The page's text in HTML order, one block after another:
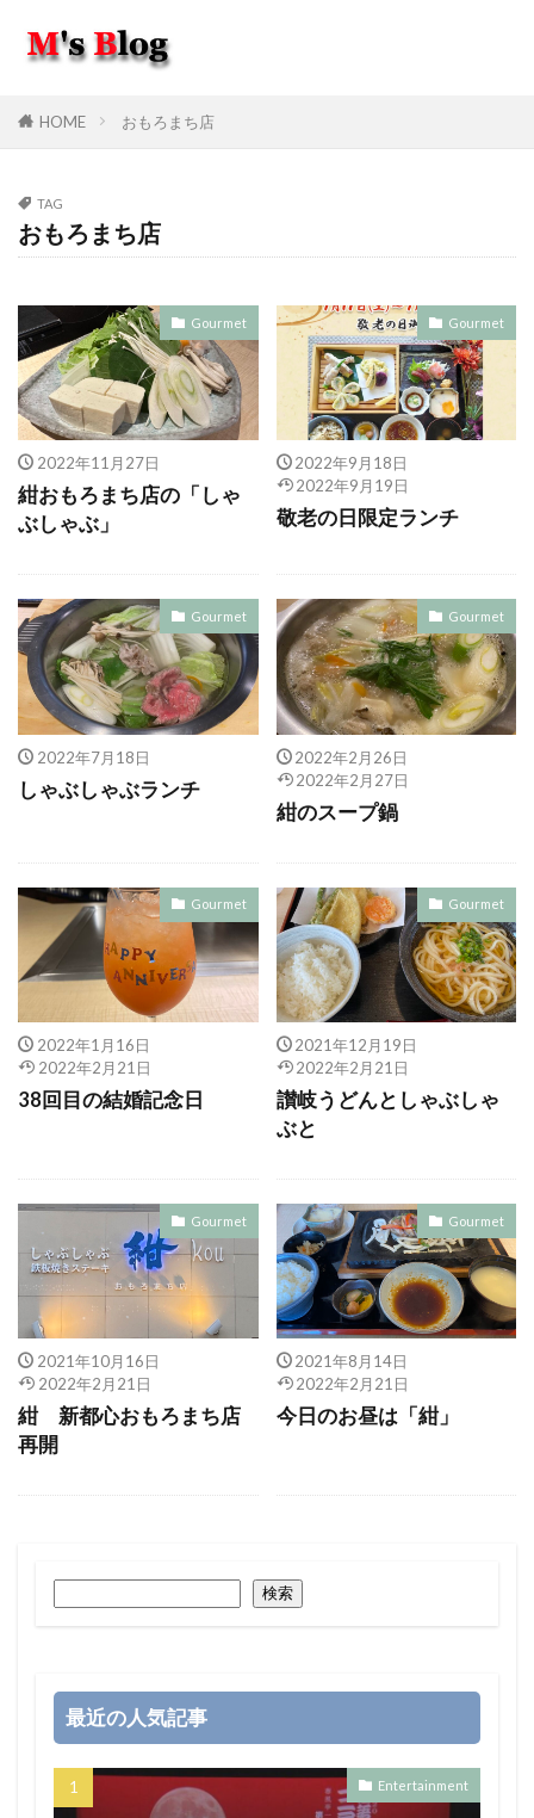
HOME おもろまち店
TAG
おもろまち店
Gourmet
2022年11月27日
紺おもろまち店の「しゃ
ぶしゃぶ」
Gourmet
2022年9月18日
2022年9月19日
敬老の日限定ランチ
Gourmet
2022年7月18日
しゃぶしゃぶランチ
Gourmet
2022年2月26日
2022年2月27日
紺のスープ鍋
Gourmet
2022年1月16日
2022年2月21日
38回目の結婚記念日
Gourmet
2021年12月19日
2022年2月21日
讃岐うどんとしゃぶしゃ
ぶと
Gourmet
2021年10月16日
2022年2月21日
紺 新都心おもろまち店
再開
Gourmet
2021年8月14日
2022年2月21日
今日のお昼は「紺」
検索
最近の人気記事
Entertainment